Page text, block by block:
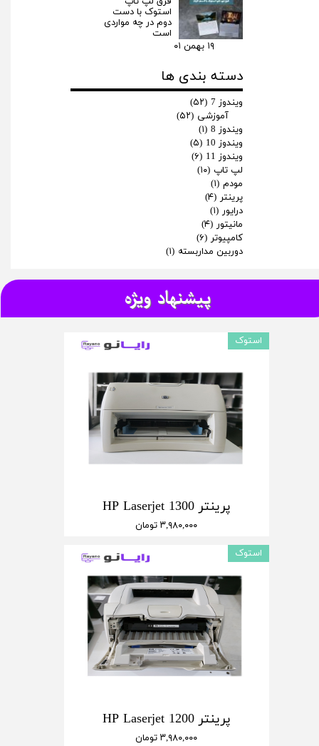
استوک با دست
دوم در چه مواردی
است
۱۹ بهمن ۰۱
دسته بندی ها
ویندوز 7
(۵۲)
آموزشی (۵۲)
ویندوز 8
(۱)
ویندوز 10
(۵)
ویندوز 11
(۶)
لپ تاپ (۱۰)
مودم (۱)
پرینتر (۴)
درایور (۱)
مانیتور (۴)
کامپیوتر (۶)
دوربین مداربسته (۱)
پرینتر HP Laserjet 1300
۳,۹۸۰,۰۰۰ تومان
استوک
پرینتر HP Laserjet 1200
۳,۹۸۰,۰۰۰ تومان
استوک
پیشنهاد ویژه